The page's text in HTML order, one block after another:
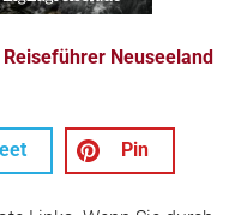
Reiseführer Neuseeland
Pin